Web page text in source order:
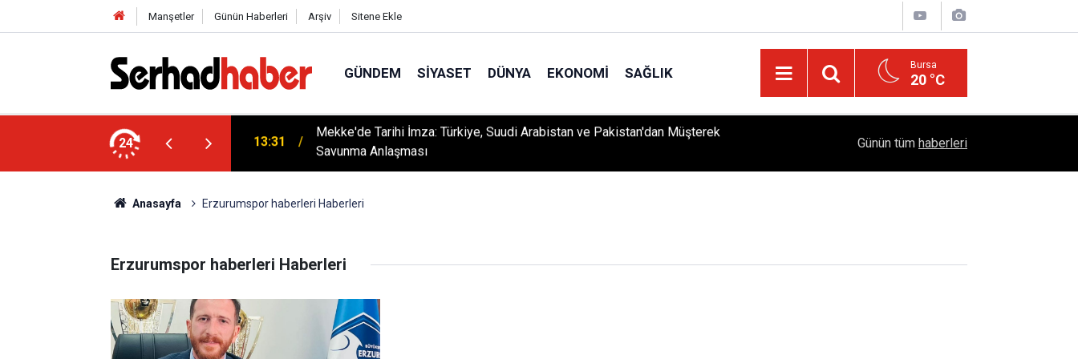
Manşetler Günün Haberleri Arşiv Sitene Ekle
GÜNDEM SIYASET DÜNYA EKONOMI SAĞLIK Bursa
20 °C
24
Savunma Anlaşması
18:28
YÜSİAD’dan Sanayiye Güçlü Destek: Ayhan Bayram’dan Davut Tatar’a Ziyaret Kırıkkale 6. Yörük Türkmen Şenliği Büyük İlgi
Günün tüm haberleri
Anasayfa Erzurumspor haberleri Haberleri
Erzurumspor haberleri Haberleri